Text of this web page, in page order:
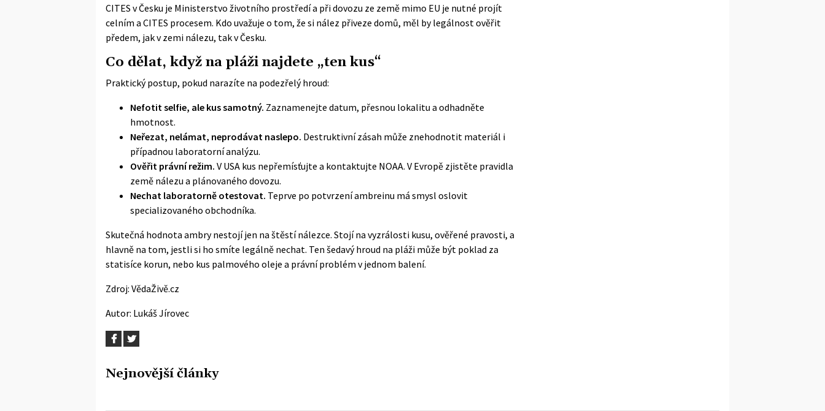
CITES v Česku je Ministerstvo životního prostředía při dovozu ze země mimo EU je nutné projít
celním a CITES procesem. Kdo uvažuje o tom, že si nález přiveze domů, měl by legálnost ověřit
předem, jak v zemi nálezu, tak v Česku.
Co dělat, když na pláži najdete „ten kus“
Praktický postup, pokud narazíte na podezřelý hroud:
Nefotit selfie, ale kus samotný. Zaznamenejte datum, přesnou lokalitu a odhadněte
hmotnost.
Neřezat, nelámat, neprodávat naslepo. Destruktivní zásah může znehodnotit materiál i
případnou laboratorní analýzu.
Ověřit právní režim. V USA kus nepřemísťujte a kontaktujte NOAA. V Evropě zjistěte pravidla
země nálezu a plánovaného dovozu.
Nechat laboratorně otestovat. Teprve po potvrzení ambreinu má smysl oslovit
specializovaného obchodníka.
Skutečná hodnota ambry nestojí jen na štěstí nálezce. Stojí na vyzrálosti kusu, ověřené pravosti, a
hlavně na tom, jestli si ho smíte legálně nechat. Ten šedavý hroud na pláži může být poklad za
statisíce korun, nebo kus palmového oleje a právní problém v jednom balení.
Zdroj: VědaŽivě.cz
Autor: Lukáš Jírovec
Nejnovější články